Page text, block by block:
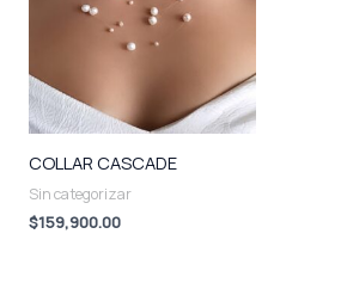
COLLAR CASCADE
Sin categorizar
$159,900.00